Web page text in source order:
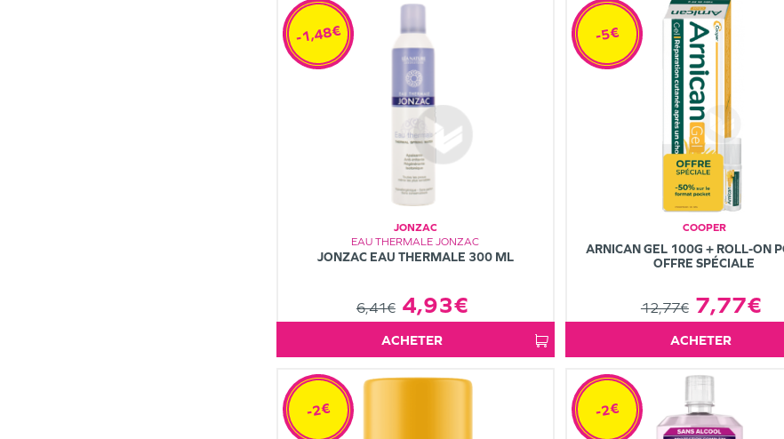
JONZAC
EAU THERMALE JONZAC
JONZAC EAU THERMALE 300 ML
6,41€ 4,93€
-1,48€
ACHETER
COOPER
ARNICAN GEL 100G + ROLL-ON
OFFRE SPÉCIALE
12,77€ 7,77€
-5€
ACHETER
-2€ -2€